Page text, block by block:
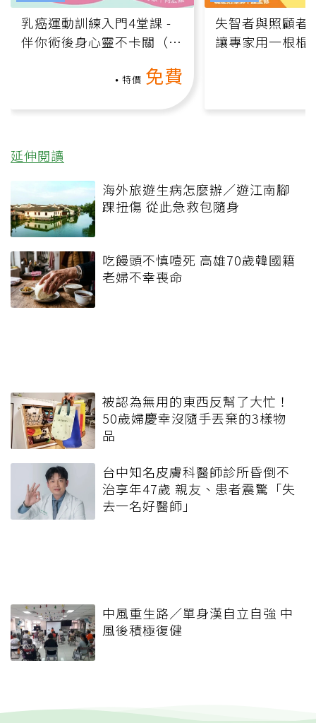
乳癌運動訓練入門4堂課 -
伴你術後身心靈不卡關（線
特價 免費
失智者與照顧者
讓專家用一根棍
延伸閱讀
海外旅遊生病怎麼辦／遊江南腳
踝扭傷 從此急救包隨身
吃饅頭不慎噎死 高雄70歲韓國籍
老婦不幸喪命
被認為無用的東西反幫了大忙！
50歲婦慶幸沒隨手丟棄的3樣物
品
台中知名皮膚科醫師診所昏倒不
治享年47歲 親友、患者震驚「失
去一名好醫師」
中風重生路／單身漢自立自強 中
風後積極復健